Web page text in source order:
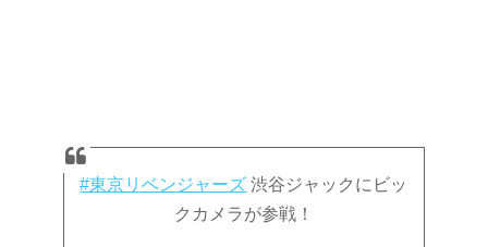
#東京リベンジャーズ 渋谷ジャックにビッ
クカメラが参戦！